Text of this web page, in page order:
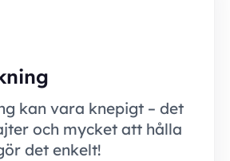
kan vara knepigt – det
och mycket att hålla
det enkelt!